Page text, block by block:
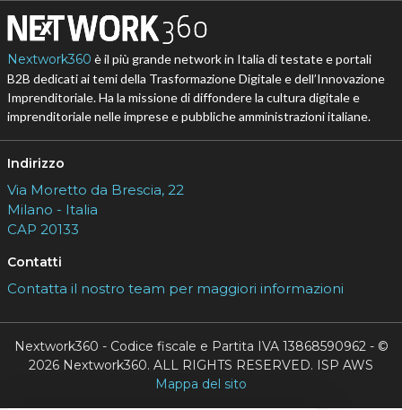
Nextwork360 è il più grande network in Italia di testate e portali
B2B dedicati ai temi della Trasformazione Digitale e dell’Innovazione
Imprenditoriale. Ha la missione di diffondere la cultura digitale e
imprenditoriale nelle imprese e pubbliche amministrazioni italiane.
Indirizzo
Via Moretto da Brescia, 22
Milano - Italia
CAP 20133
Contatti
Contatta il nostro team per maggiori informazioni
Nextwork360 - Codice fiscale e Partita IVA 13868590962 - ©
2026 Nextwork360. ALL RIGHTS RESERVED. ISP AWS
Mappa del sito